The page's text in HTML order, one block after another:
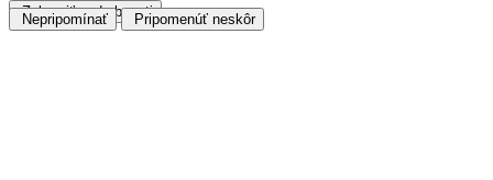
Zobraziť podrobnosti
Nepripomínať Pripomenúť neskôr